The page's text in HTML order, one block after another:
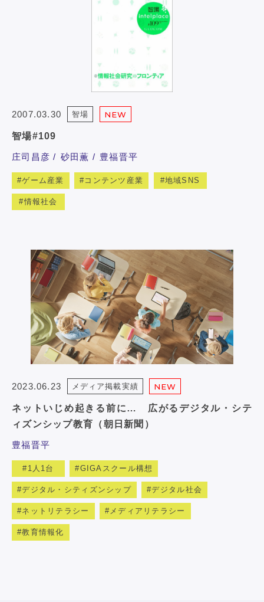
2007.03.30 智場 NEW
智場#109
庄司昌彦 砂田薫 豊福晋平
ゲーム産業 コンテンツ産業 地域SNS
情報社会
2023.06.23 メディア掲載実績 NEW
ネットいじめ起きる前に… 広がるデジタル・シテ
ィズンシップ教育（朝日新聞）
豊福晋平
1人1台 GIGAスクール構想
デジタル・シティズンシップ デジタル社会
ネットリテラシー メディアリテラシー
教育情報化